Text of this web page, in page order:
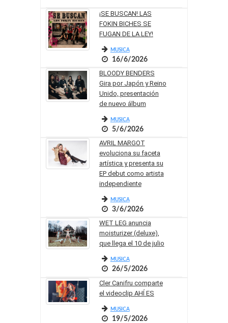
¡SE BUSCAN! LAS
FOKIN BICHES SE
FUGAN DE LA LEY!
MUSICA
16/6/2026
BLOODY BENDERS
Gira por Japón y Reino
Unido, presentación
de nuevo álbum
MUSICA
5/6/2026
AVRIL MARGOT
evoluciona su faceta
artística y presenta su
EP debut como artista
independiente
MUSICA
3/6/2026
WET LEG anuncia
moisturizer (deluxe),
que llega el 10 de julio
MUSICA
26/5/2026
Cler Canifru comparte
el videoclip AHÍ ES
MUSICA
19/5/2026